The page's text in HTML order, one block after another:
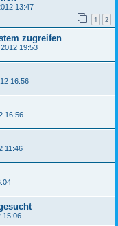
13:47
1 2
zugreifen
19:53
16:56
16:56
11:46
15:06